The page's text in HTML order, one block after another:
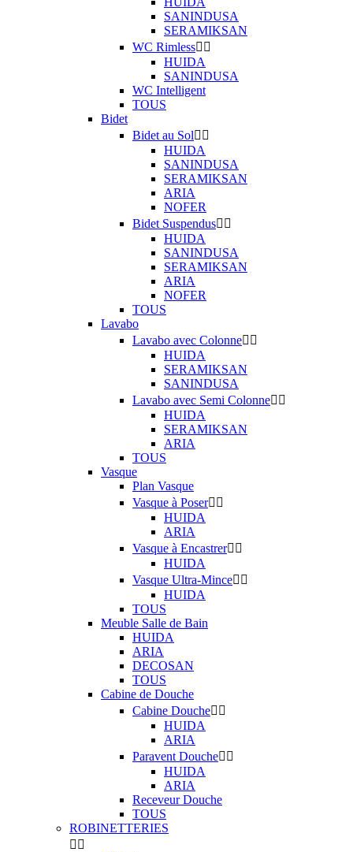
SANINDUSA
SERAMIKSAN
WC Rimless 
HUIDA
SANINDUSA
WC Intelligent
TOUS
Bidet
Bidet au Sol 
HUIDA
SANINDUSA
SERAMIKSAN
ARIA
NOFER
Bidet Suspendus 
HUIDA
SANINDUSA
SERAMIKSAN
ARIA
NOFER
TOUS
Lavabo
Lavabo avec Colonne 
HUIDA
SERAMIKSAN
SANINDUSA
Lavabo avec Semi Colonne 
HUIDA
SERAMIKSAN
ARIA
TOUS
Vasque
Plan Vasque
Vasque à Poser 
HUIDA
ARIA
Vasque à Encastrer 
HUIDA
Vasque Ultra-Mince 
HUIDA
TOUS
Meuble Salle de Bain
HUIDA
ARIA
DECOSAN
TOUS
Cabine de Douche
Cabine Douche 
HUIDA
ARIA
Paravent Douche 
HUIDA
ARIA
Receveur Douche
TOUS
ROBINETTERIES
 